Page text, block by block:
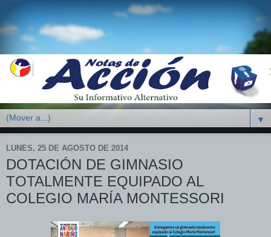
▼
LUNES, 25 DE AGOSTO DE 2014
DOTACIÓN DE GIMNASIO
TOTALMENTE EQUIPADO AL
COLEGIO MARÍA MONTESSORI